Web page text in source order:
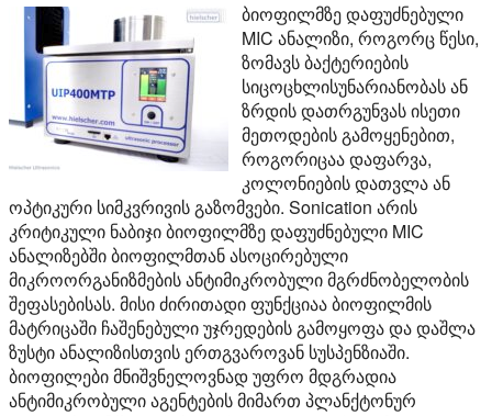
ბიოფილმზე დაფუძნებული
MIC ანალიზი, როგორც წესი,
ზომავს ბაქტერიების
სიცოცხლისუნარიანობას ან
ზრდის დათრგუნვას ისეთი
მეთოდების გამოყენებით,
როგორიცაა დაფარვა,
კოლონიების დათვლა ან
ოპტიკური სიმკვრივის გაზომვები. Sonication არის
კრიტიკული ნაბიჯი ბიოფილმზე დაფუძნებული MIC
ანალიზებში ბიოფილმთან ასოცირებული
მიკროორგანიზმების ანტიმიკრობული მგრძნობელობის
შეფასებისას. მისი ძირითადი ფუნქციაა ბიოფილმის
მატრიცაში ჩაშენებული უჯრედების გამოყოფა და დაშლა
ზუსტი ანალიზისთვის ერთგვაროვან სუსპენზიაში.
ბიოფილები მნიშვნელოვნად უფრო მდგრადია
ანტიმიკრობული აგენტების მიმართ პლანქტონურ